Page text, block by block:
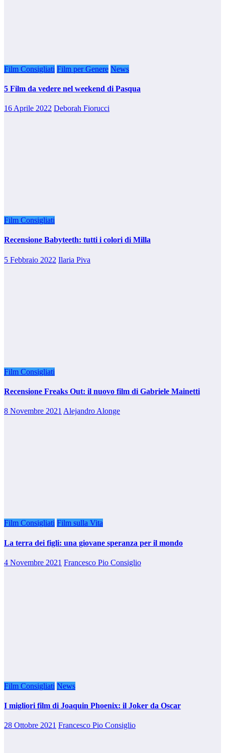
Film Consigliati Film per Genere News
5 Film da vedere nel weekend di Pasqua
16 Aprile 2022 Deborah Fiorucci
Film Consigliati
Recensione Babyteeth: tutti i colori di Milla
5 Febbraio 2022 Ilaria Piva
Film Consigliati
Recensione Freaks Out: il nuovo film di Gabriele Mainetti
8 Novembre 2021 Alejandro Alonge
Film Consigliati Film sulla Vita
La terra dei figli: una giovane speranza per il mondo
4 Novembre 2021 Francesco Pio Consiglio
Film Consigliati News
I migliori film di Joaquin Phoenix: il Joker da Oscar
28 Ottobre 2021 Francesco Pio Consiglio